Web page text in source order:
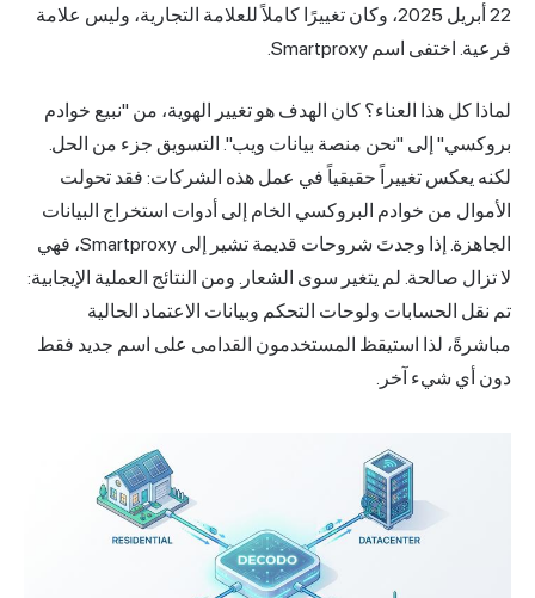
22 أبريل 2025، وكان تغييرًا كاملاً للعلامة التجارية، وليس علامة
فرعية. اختفى اسم Smartproxy.
لماذا كل هذا العناء؟ كان الهدف هو تغيير الهوية، من "نبيع خوادم
بروكسي" إلى "نحن منصة بيانات ويب". التسويق جزء من الحل.
لكنه يعكس تغييراً حقيقياً في عمل هذه الشركات: فقد تحولت
الأموال من خوادم البروكسي الخام إلى أدوات استخراج البيانات
الجاهزة. إذا وجدتَ شروحات قديمة تشير إلى Smartproxy، فهي
لا تزال صالحة. لم يتغير سوى الشعار. ومن النتائج العملية الإيجابية:
تم نقل الحسابات ولوحات التحكم وبيانات الاعتماد الحالية
مباشرةً، لذا استيقظ المستخدمون القدامى على اسم جديد فقط
دون أي شيء آخر.